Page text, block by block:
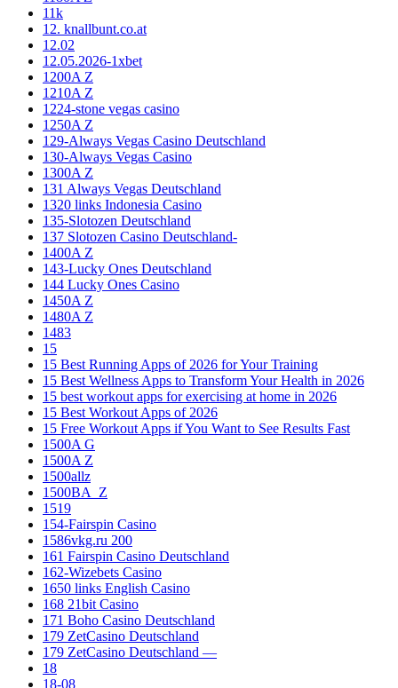
11k
12. knallbunt.co.at
12.02
12.05.2026-1xbet
1200A Z
1210A Z
1224-stone vegas casino
1250A Z
129-Always Vegas Casino Deutschland
130-Always Vegas Casino
1300A Z
131 Always Vegas Deutschland
1320 links Indonesia Casino
135-Slotozen Deutschland
137 Slotozen Casino Deutschland-
1400A Z
143-Lucky Ones Deutschland
144 Lucky Ones Casino
1450A Z
1480A Z
1483
15
15 Best Running Apps of 2026 for Your Training
15 Best Wellness Apps to Transform Your Health in 2026
15 best workout apps for exercising at home in 2026
15 Best Workout Apps of 2026
15 Free Workout Apps if You Want to See Results Fast
1500A G
1500A Z
1500allz
1500BA_Z
1519
154-Fairspin Casino
1586vkg.ru 200
161 Fairspin Casino Deutschland
162-Wizebets Casino
1650 links English Casino
168 21bit Casino
171 Boho Casino Deutschland
179 ZetCasino Deutschland
179 ZetCasino Deutschland —
18
18-08